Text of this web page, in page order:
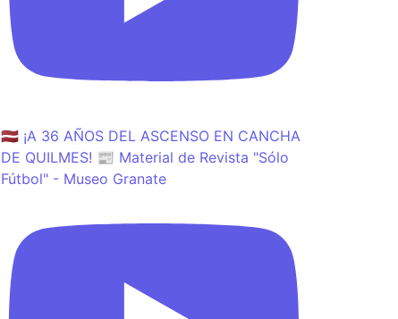
🇱🇻 ¡A 36 AÑOS DEL ASCENSO EN CANCHA
DE QUILMES! 📰 Material de Revista "Sólo
Fútbol" - Museo Granate